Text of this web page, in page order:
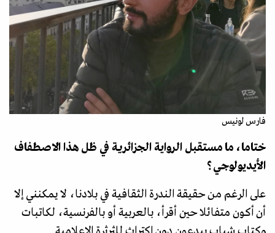
فارس لونيس
ختاما، ما مستقبل الرواية الجزائرية في ظل هذا الاصطفاف
الأيديولوجي؟
على الرغم من حقيقة الندرة الثقافية في بلادنا، لا يمكنني إلا
أن أكون متفائلا حين أقرأ، بالعربية أو بالفرنسية، لكاتبات